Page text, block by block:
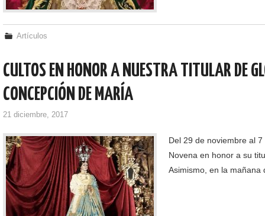
Artículos
CULTOS EN HONOR A NUESTRA TITULAR DE
CONCEPCIÓN DE MARÍA
21 diciembre, 2017
Del 29 de noviembre al
Novena en honor a su
Asimismo, en la mañana